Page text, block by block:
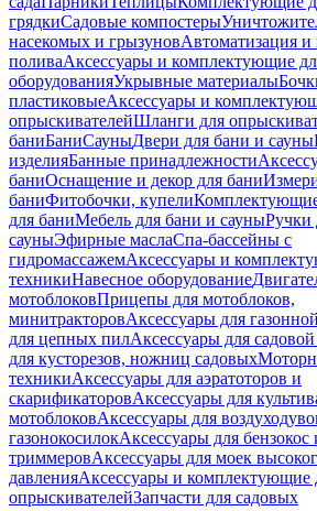
грядкиСадовые компостеры
насекомых и грызуновАвтоматизация и
поливаАксессуары и комплектующие
оборудованияУкрывные материалы
пластиковыеАксессуары и
опрыскивателейШланги для
баниБаниСауныДвери для бани и сауны
изделияБанные принадлежности
баниОснащение и декор для бани
баниФитобочки, купели
для баниМебель для бани и сауныРучки
сауныЭфирные маслаСпа-бассейны с
гидромассажемАксессуары и
техникиНавесное оборудование
мотоблоковПрицепы для мотоблоков,
минитракторовАксессуары для
для цепных пилАксессуары для
для кусторезов, ножниц садовых
техникиАксессуары для аэратоторов и
скарификаторовАксессуары для
мотоблоковАксессуары для
газонокосилокАксессуары для бензокос
триммеровАксессуары для моек
давленияАксессуары и комплектующие
опрыскивателейЗапчасти для садовых